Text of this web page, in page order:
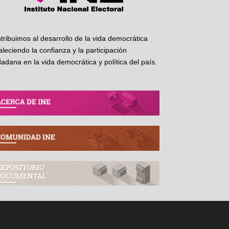
al desarrollo de la vida democrática
la confianza y la participación
en la vida democrática y política del país.